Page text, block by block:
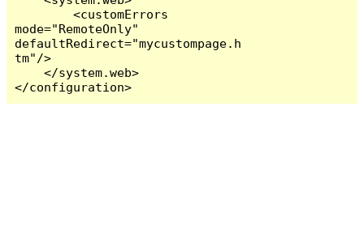
        <customErrors
mode="RemoteOnly"
defaultRedirect="mycustompage.h
tm"/>
    </system.web>
</configuration>